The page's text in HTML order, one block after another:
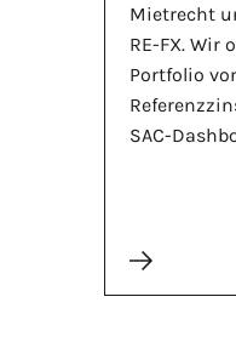
Mietrecht
RE-FX. Wir
Portfolio
SAC-